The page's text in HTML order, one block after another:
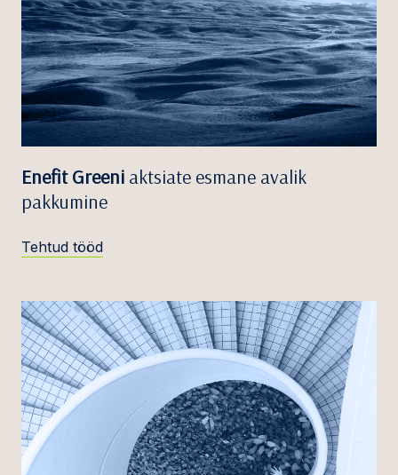
Enefit Greeni aktsiate esmane avalik
pakkumine
Tehtud tööd